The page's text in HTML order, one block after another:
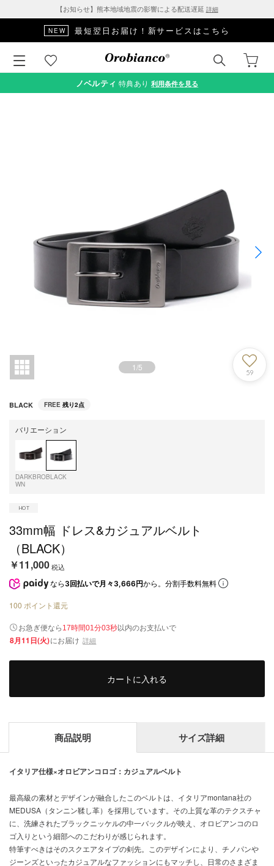
【お知らせ】熊本地域地震の影響による配送遅延 詳細
NEW 最短翌日お届け！新サービスはこちら
ノベルティ特典あり 利用条件を見る
1/5
59
BLACK FREE 残り2点
バリエーション
DARKBRO
WN
BLACK
33mm幅 ドレス&カジュアルベルト
（BLACK）
￥11,000税込
なら 3回払いで月々3,666円から。分割手数料無料
100 ポイント還元
お急ぎ便なら 17時間01分03秒以内のお支払いで
8月11日(火)にお届け 詳細
カートに入れる
商品説明 サイズ詳細
イタリア仕様×オロビアンコロゴ：カジュアルベルト
最高級の素材とデザインが融合したこのベルトは、イタリアmontana社の
MEDUSA（タンニン鞣し革）を採用しています。その上質な革のテクスチャ
に、洗練されたブラックニッケルの中一バックルが映え、オロビアンコのロ
ゴ入りという細部へのこだわりが感じられます。
特筆すべきはそのスクエアタイプの剣先。このデザインにより、チノパンや
ジーンズといったカジュアルなファッションにもマッチし、日常のさまざま